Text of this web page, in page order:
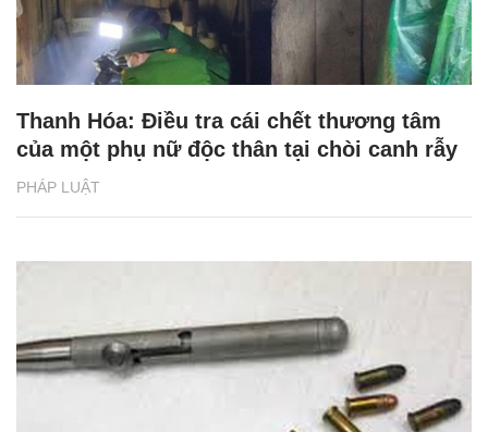
PHÁP LUẬT
Thanh Hóa: Điều tra cái chết thương tâm
của một phụ nữ độc thân tại chòi canh rẫy